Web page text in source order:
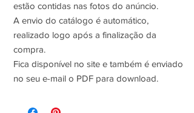
estão contidas nas fotos do anúncio.
A envio do catálogo é automático,
realizado logo após a finalização da
compra.
Fica disponível no site e também é enviado
no seu e-mail o PDF para download.